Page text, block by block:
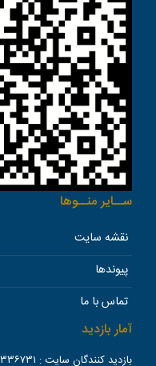
ســاير منــوها
نقشه سایت
پیوندها
تماس با ما
آمار بازدید
بازدید کنندگان سایت :